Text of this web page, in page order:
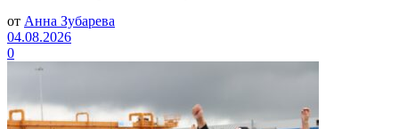
от Анна Зубарева
04.08.2026
0